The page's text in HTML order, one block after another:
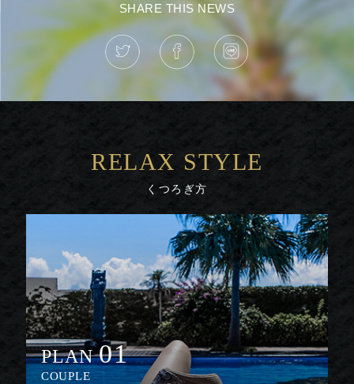
SHARE THIS NEWS
RELAX STYLE
くつろぎ方
PLAN 01
COUPLE